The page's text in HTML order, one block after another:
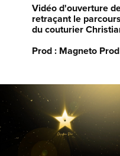
Vidéo d'ouverture
retraçant le
du couturier
Prod : Magneto